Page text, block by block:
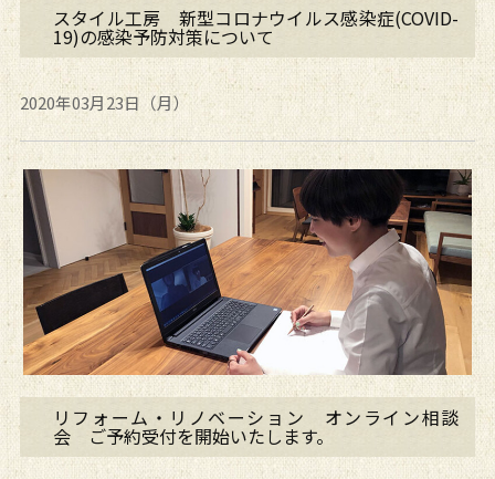
スタイル工房 新型コロナウイルス感染症(COVID-
19)の感染予防対策について
2020年03月23日（月）
リフォーム・リノベーション オンライン相談
会 ご予約受付を開始いたします。